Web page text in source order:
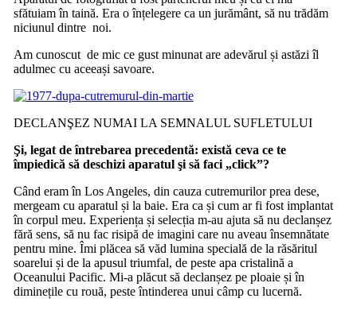
sfătuiam în taină. Era o înțelegere ca un jurământ, să nu trădăm
niciunul dintre noi.
Am cunoscut de mic ce gust minunat are adevărul și astăzi îl
adulmec cu aceeași savoare.
DECLANŞEZ NUMAI LA SEMNALUL SUFLETULUI
Şi, legat de întrebarea precedentă: există ceva ce te
împiedică să deschizi aparatul şi să faci „click”?
Când eram în Los Angeles, din cauza cutremurilor prea dese,
mergeam cu aparatul și la baie. Era ca și cum ar fi fost implantat
în corpul meu. Experiența și selecția m-au ajuta să nu declanșez
fără sens, să nu fac risipă de imagini care nu aveau însemnătate
pentru mine. Îmi plăcea să văd lumina specială de la răsăritul
soarelui și de la apusul triumfal, de peste apa cristalină a
Oceanului Pacific. Mi-a plăcut să declanșez pe ploaie și în
diminețile cu rouă, peste întinderea unui câmp cu lucernă.